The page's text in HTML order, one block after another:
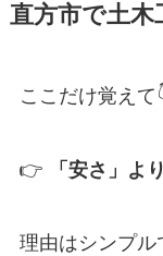
直方市で土
ここだけ覚えて
👉 「安さ」よ
理由はシンプル